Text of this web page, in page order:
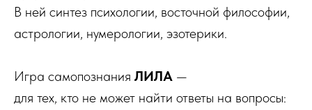
В ней синтез психологии, восточной философии,
астрологии, нумерологии, эзотерики.
Игра самопознания ЛИЛА —
для тех, кто не может найти ответы на вопросы: